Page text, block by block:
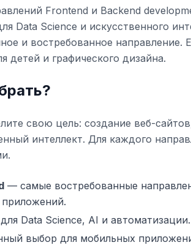
Frontend и Backend
Data Science и искусственного
и востребованное направление.
детей и графического дизайна.
свою цель: создание веб-
интеллект. Для каждого
— самые востребованные
Data Science, AI и
выбор для мобильных